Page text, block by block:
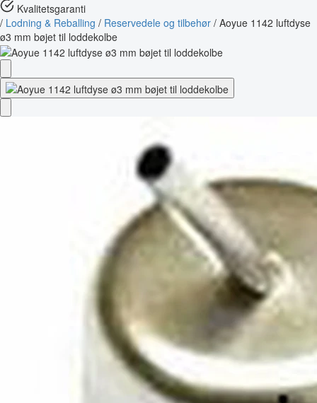
Kvalitetsgaranti
/ Lodning & Reballing / Reservedele og tilbehør / Aoyue 1142 luftdyse
ø3 mm bøjet til loddekolbe